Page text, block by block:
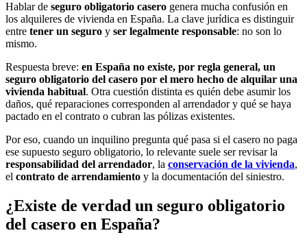
Hablar de seguro obligatorio casero genera mucha confusión en
los alquileres de vivienda en España. La clave jurídica es distinguir
entre tener un seguro y ser legalmente responsable: no son lo
mismo.
Respuesta breve: en España no existe, por regla general, un
seguro obligatorio del casero por el mero hecho de alquilar una
vivienda habitual. Otra cuestión distinta es quién debe asumir los
daños, qué reparaciones corresponden al arrendador y qué se haya
pactado en el contrato o cubran las pólizas existentes.
Por eso, cuando un inquilino pregunta qué pasa si el casero no paga
ese supuesto seguro obligatorio, lo relevante suele ser revisar la
responsabilidad del arrendador, la conservación de la vivienda,
el contrato de arrendamiento y la documentación del siniestro.
¿Existe de verdad un seguro obligatorio
del casero en España?